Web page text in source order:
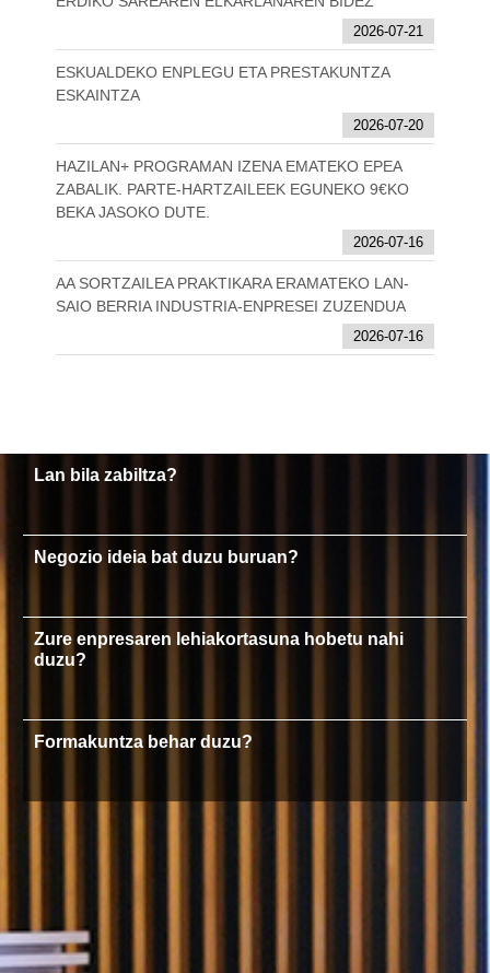
2026-07-21
ESKUALDEKO ENPLEGU ETA PRESTAKUNTZA
ESKAINTZA
2026-07-20
HAZILAN+ PROGRAMAN IZENA EMATEKO EPEA
ZABALIK. PARTE-HARTZAILEEK EGUNEKO 9€KO
BEKA JASOKO DUTE.
2026-07-16
AA SORTZAILEA PRAKTIKARA ERAMATEKO LAN-
SAIO BERRIA INDUSTRIA-ENPRESEI ZUZENDUA
2026-07-16
Lan bila zabiltza?
Negozio ideia bat duzu buruan?
Zure enpresaren lehiakortasuna hobetu nahi
duzu?
Formakuntza behar duzu?